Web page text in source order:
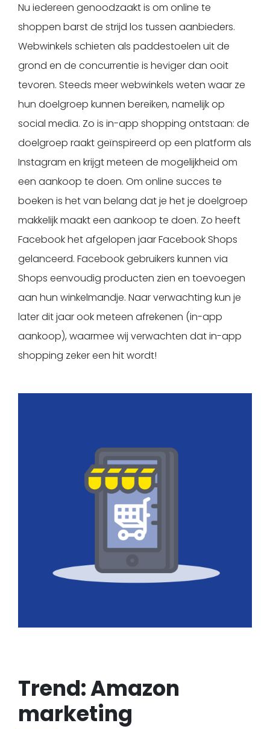
Nu iedereen genoodzaakt is om online te
shoppen barst de strijd los tussen aanbieders.
Webwinkels schieten als paddestoelen uit de
grond en de concurrentie is heviger dan ooit
tevoren. Steeds meer webwinkels weten waar ze
hun doelgroep kunnen bereiken, namelijk op
social media. Zo is in-app shopping ontstaan: de
doelgroep raakt geïnspireerd op een platform als
Instagram en krijgt meteen de mogelijkheid om
een aankoop te doen. Om online succes te
boeken is het van belang dat je het je doelgroep
makkelijk maakt een aankoop te doen. Zo heeft
Facebook het afgelopen jaar Facebook Shops
gelanceerd. Facebook gebruikers kunnen via
Shops eenvoudig producten zien en toevoegen
aan hun winkelmandje. Naar verwachting kun je
later dit jaar ook meteen afrekenen (in-app
aankoop), waarmee wij verwachten dat in-app
shopping zeker een hit wordt!
Trend: Amazon
marketing